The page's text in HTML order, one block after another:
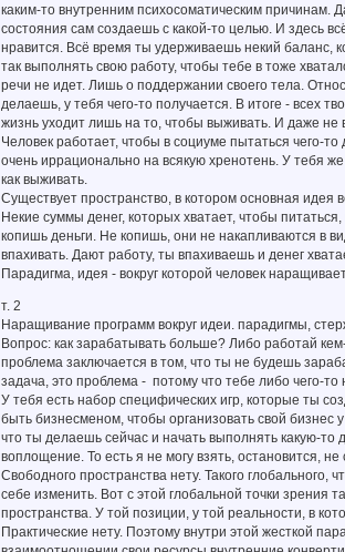
каким-то внутренним психосоматическим причинам.
состояния сам создаешь с какой-то целью. И здесь
нравится. Всё время ты удерживаешь некий баланс,
так выполнять свою работу, чтобы тебе в тоже
речи не идет. Лишь о поддержании своего тела.
делаешь, у тебя чего-то получается. В итоге - всех
жизнь уходит лишь на то, чтобы выживать. И даже не
Человек работает, чтобы в социуме пытаться чего-
очень иррационально на всякую хренотень. У тебя
как выживать.
Существует пространство, в котором основная идея
Некие суммы денег, которых хватает, чтобы
копишь деньги. Не копишь, они не накапливаются в
впахивать. Дают работу, ты впахиваешь и денег
Парадигма, идея - вокруг которой человек
т. 2
Наращивание программ вокруг идеи. парадигмы,
Вопрос: как зарабатывать больше? Либо работай
проблема заключается в том, что ты не будешь
задача, это проблема - потому что тебе либо чего-
У тебя есть набор специфических игр, которые ты
быть бизнесменом, чтобы организовать свой бизнес
что ты делаешь сейчас и начать выполнять какую-то
воплощение. То есть я не могу взять, остановится,
Свободного пространства нету. Такого глобального,
себе изменить. Вот с этой глобальной точки зрения
пространства. У той позиции, у той реальности, в
Практические нету. Поэтому внутри этой жесткой